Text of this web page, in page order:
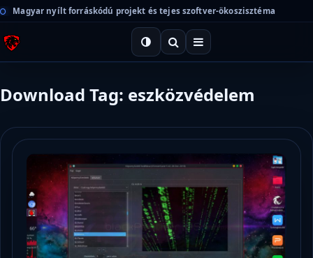
Magyar nyílt forráskódú projekt és tejes szoftver-ökoszisztéma
Download Tag: eszközvédelem